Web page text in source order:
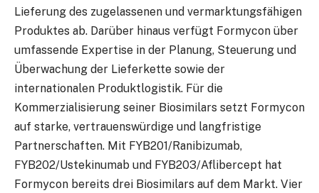
Lieferung des zugelassenen und vermarktungsfähigen
Produktes ab. Darüber hinaus verfügt Formycon über
umfassende Expertise in der Planung, Steuerung und
Überwachung der Lieferkette sowie der
internationalen Produktlogistik. Für die
Kommerzialisierung seiner Biosimilars setzt Formycon
auf starke, vertrauenswürdige und langfristige
Partnerschaften. Mit FYB201/Ranibizumab,
FYB202/Ustekinumab und FYB203/Aflibercept hat
Formycon bereits drei Biosimilars auf dem Markt. Vier